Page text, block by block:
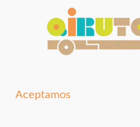
Aceptamos